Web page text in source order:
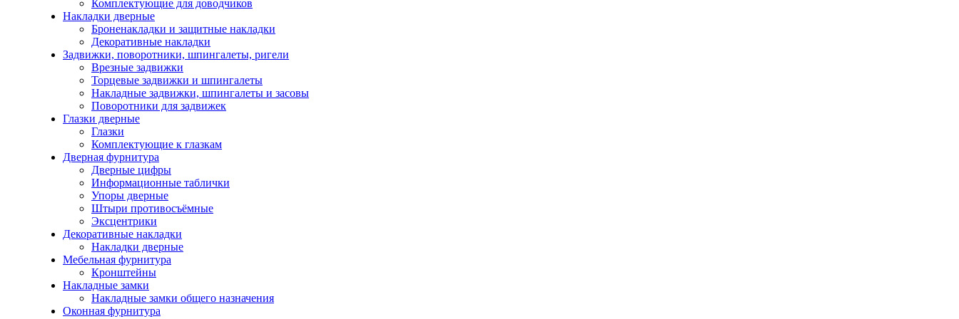
Комплектующие для доводчиков
Накладки дверные
Броненакладки и защитные накладки
Декоративные накладки
Задвижки, поворотники, шпингалеты, ригели
Врезные задвижки
Торцевые задвижки и шпингалеты
Накладные задвижки, шпингалеты и засовы
Поворотники для задвижек
Глазки дверные
Глазки
Комплектующие к глазкам
Дверная фурнитура
Дверные цифры
Информационные таблички
Упоры дверные
Штыри противосъёмные
Эксцентрики
Декоративные накладки
Накладки дверные
Мебельная фурнитура
Кронштейны
Накладные замки
Накладные замки общего назначения
Оконная фурнитура